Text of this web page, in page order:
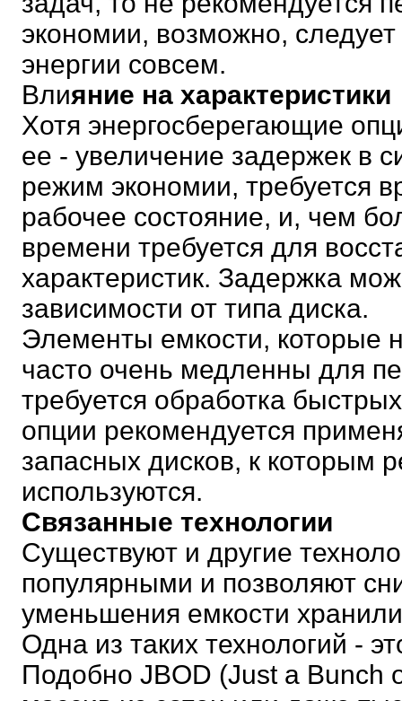
экономии, возможно,
энергии совсем.
Влияние на характеристики
Хотя энергосберегающие
ее - увеличение задержек в
режим экономии, требуется
рабочее состояние, и, чем
времени требуется для
характеристик. Задержка
зависимости от типа диска.
Элементы емкости, которые
часто очень медленны для
требуется обработка
опции рекомендуется
запасных дисков, к которым
используются.
Связанные технологии
Существуют и другие
популярными и позволяют
уменьшения емкости
Одна из таких технологий -
Подобно JBOD (Just a Bunch